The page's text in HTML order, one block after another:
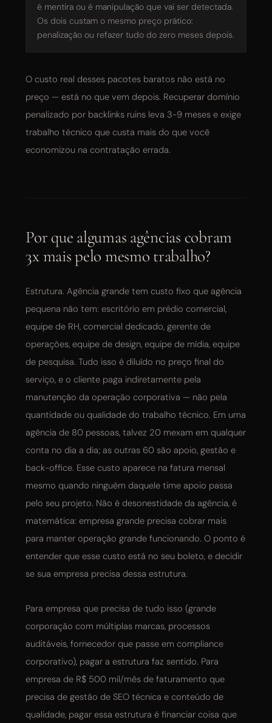
é mentira ou é manipulação que vai ser detectada.
Os dois custam o mesmo preço prático:
penalização ou refazer tudo do zero meses depois.
O custo real desses pacotes baratos não está no
preço — está no que vem depois. Recuperar domínio
penalizado por backlinks ruins leva 3-9 meses e exige
trabalho técnico que custa mais do que você
economizou na contratação errada.
Por que algumas agências cobram
3x mais pelo mesmo trabalho?
Estrutura. Agência grande tem custo fixo que agência
pequena não tem: escritório em prédio comercial,
equipe de RH, comercial dedicado, gerente de
operações, equipe de design, equipe de mídia, equipe
de pesquisa. Tudo isso é diluído no preço final do
serviço, e o cliente paga indiretamente pela
manutenção da operação corporativa — não pela
quantidade ou qualidade do trabalho técnico. Em uma
agência de 80 pessoas, talvez 20 mexam em qualquer
conta no dia a dia; as outras 60 são apoio, gestão e
back-office. Esse custo aparece na fatura mensal
mesmo quando ninguém daquele time apoio passa
pelo seu projeto. Não é desonestidade da agência, é
matemática: empresa grande precisa cobrar mais
para manter operação grande funcionando. O ponto é
entender que esse custo está no seu boleto, e decidir
se sua empresa precisa dessa estrutura.
Para empresa que precisa de tudo isso (grande
corporação com múltiplas marcas, processos
auditáveis, fornecedor que passe em compliance
corporativo), pagar a estrutura faz sentido. Para
empresa de R$ 500 mil/mês de faturamento que
precisa de gestão de SEO técnica e conteúdo de
qualidade, pagar essa estrutura é financiar coisa que